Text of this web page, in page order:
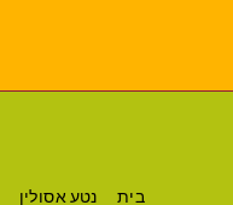
בית נטע אסולין